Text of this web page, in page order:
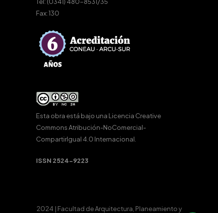
Fax: 130
Esta obra está bajo una Licencia Creative
Commons Atribución-NoComercial-
CompartirIgual 4.0 Internacional
ISSN 2524-9223
2024 | Facultad de Arquitectura, Planeamiento y